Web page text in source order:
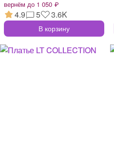
вернём до 1 050 ₽
4.9 5 3.6K
В корзину